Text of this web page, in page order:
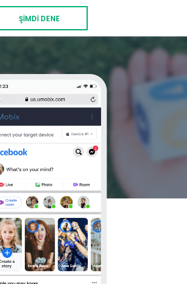
ŞİMDİ DENE